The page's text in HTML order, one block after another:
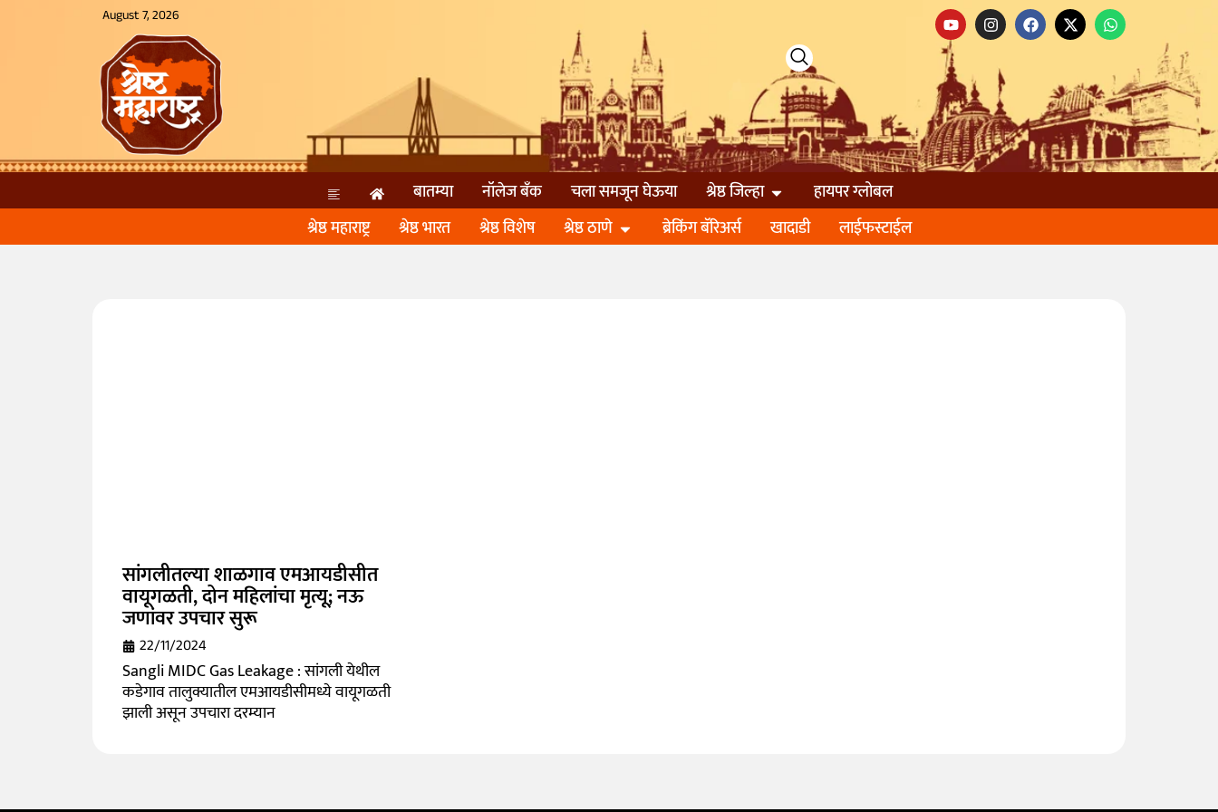
August 7, 2026
बातम्या नॉलेज बॅंक चला समजून घेऊया श्रेष्ठ जिल्हा
हायपर ग्लोबल
श्रेष्ठ महाराष्ट्र
श्रेष्ठ भारत श्रेष्ठ विशेष श्रेष्ठ ठाणे ब्रेकिंग बॅरिअर्स खादाडी लाईफस्टाईल
सांगलीतल्या शाळगाव एमआयडीसीत
वायूगळती, दोन महिलांचा मृत्यू; नऊ
जणांवर उपचार सुरू
22/11/2024
Sangli MIDC Gas Leakage : सांगली येथील
कडेगाव तालुक्यातील एमआयडीसीमध्ये वायूगळती
झाली असून उपचारा दरम्यान